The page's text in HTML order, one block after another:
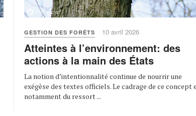
GESTION DES FORÊTS 10 avril 2026
Atteintes à l’environnement: des
actions à la main des États
La notion d’intentionnalité continue de nourrir une
exégèse des textes officiels. Le cadrage de ce concept
notamment du ressort ...